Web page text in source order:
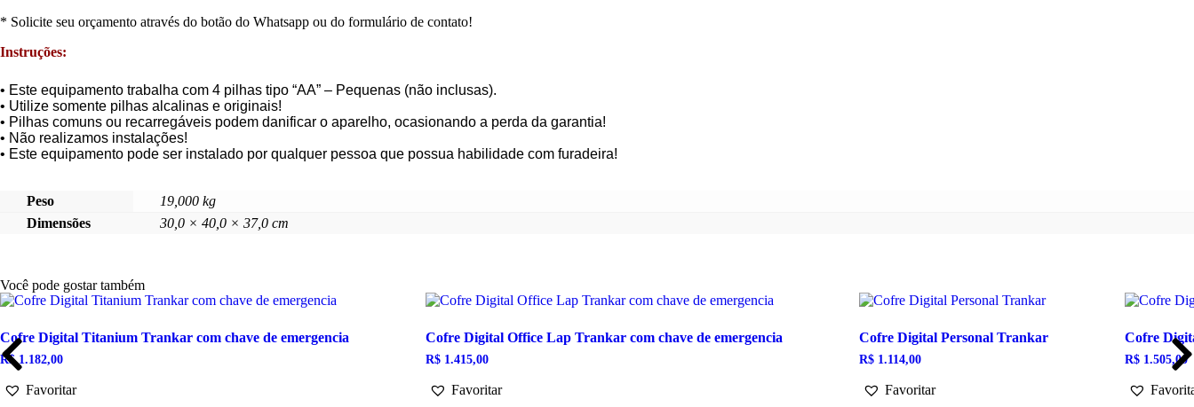
* Solicite seu orçamento através do botão do Whatsapp ou do formulário de contato!
Instruções:
• Este equipamento trabalha com 4 pilhas tipo “AA” – Pequenas (não inclusas).
• Utilize somente pilhas alcalinas e originais!
• Pilhas comuns ou recarregáveis podem danificar o aparelho, ocasionando a perda da garantia!
• Não realizamos instalações!
• Este equipamento pode ser instalado por qualquer pessoa que possua habilidade com furadeira!
Peso
19,000 kg
Dimensões
30,0 × 40,0 × 37,0 cm
Você pode gostar também
Cofre Digital Titanium Trankar com chave de emergencia
R$1.182,00
Favoritar
Cofre Digital Office Lap Trankar com chave de emergencia
R$ 1.415,00
Favoritar
Cofre Digital Personal Trankar
R$ 1.114,00
Favoritar
Cofre
R$ 1.505,00